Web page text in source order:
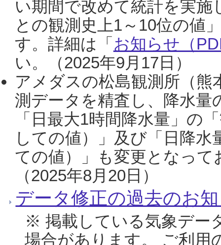
い期間で改めて統計を実
との観測史上1～10位の値
す。詳細は「 お知らせ（
い。（2025年9月17日）
アメダスの松島観測所（熊
測データを精査し、降水
「日最大1時間降水量」の
しての値）」及び「日降
ての値）」も変更となっ
（2025年8月20日）
データ修正の過去のお
※ 掲載している気象デー
場合があります。 ご利用